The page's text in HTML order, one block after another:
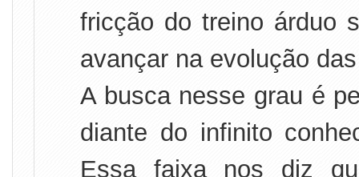
fricção do treino árduo
avançar na evolução
A busca nesse grau é
diante do infinito
Essa faixa nos diz